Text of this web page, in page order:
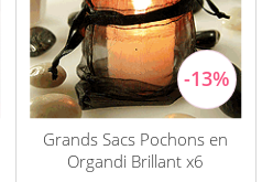
Grands Sacs Pochons en
Organdi Brillant x6